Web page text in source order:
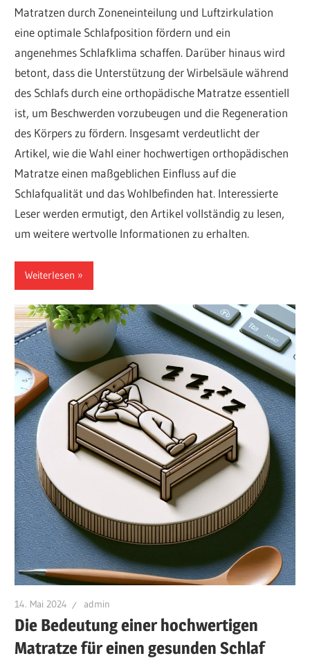
Matratzen durch Zoneneinteilung und Luftzirkulation
eine optimale Schlafposition fördern und ein
angenehmes Schlafklima schaffen. Darüber hinaus wird
betont, dass die Unterstützung der Wirbelsäule während
des Schlafs durch eine orthopädische Matratze essentiell
ist, um Beschwerden vorzubeugen und die Regeneration
des Körpers zu fördern. Insgesamt verdeutlicht der
Artikel, wie die Wahl einer hochwertigen orthopädischen
Matratze einen maßgeblichen Einfluss auf die
Schlafqualität und das Wohlbefinden hat. Interessierte
Leser werden ermutigt, den Artikel vollständig zu lesen,
um weitere wertvolle Informationen zu erhalten.
Weiterlesen
14. Mai 2024 admin
Die Bedeutung einer hochwertigen
Matratze für einen gesunden Schlaf